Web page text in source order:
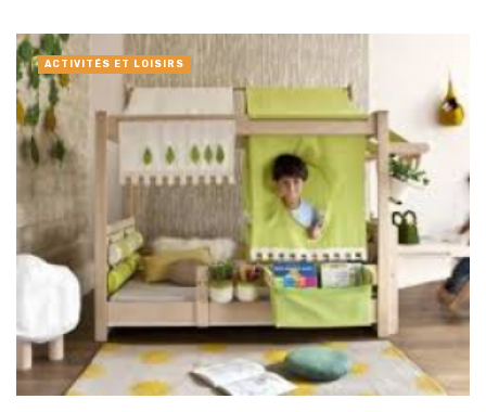
ACTIVITÉS ET LOISIRS